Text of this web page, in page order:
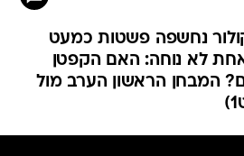
נחשפה פשטות כמעט
לא נוחה: האם הקפטן
המבחן הראשון הערב מול